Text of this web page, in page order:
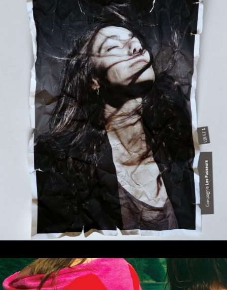
héroïne(s)#1
Adulte